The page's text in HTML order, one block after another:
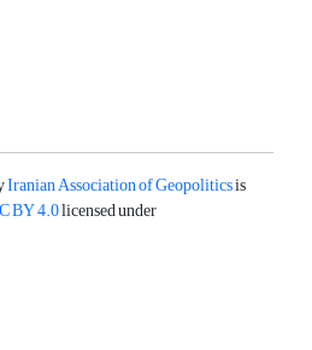
Iranian Association of Geopoliticsis
licensed under
BY 4.0